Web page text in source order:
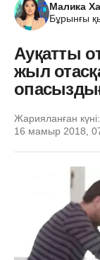
Малика
Бұрынғы
Ауқатты
жыл
Жарияланған күні:
16 мамыр 2018,